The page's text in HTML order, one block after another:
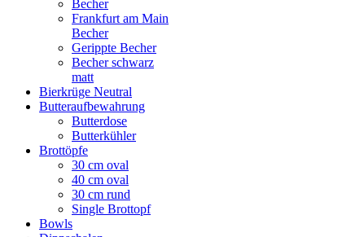
Becher
Frankfurt am Main
Becher
Gerippte Becher
Becher schwarz
matt
Bierkrüge Neutral
Butteraufbewahrung
Butterdose
Butterkühler
Brottöpfe
30 cm oval
40 cm oval
30 cm rund
Single Brottopf
Bowls